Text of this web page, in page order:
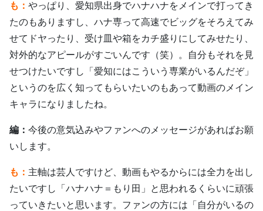
も： やっぱり、愛知県出身でハナハナをメインで打ってき
たのもありますし、ハナ専って高速でビッグをそろえてみ
せてドヤったり、受け皿や箱をカチ盛りにしてみせたり、
対外的なアピールがすごいんです（笑）。自分もそれを見
せつけたいですし「愛知にはこういう専業がいるんだぞ」
というのを広く知ってもらいたいのもあって動画のメイン
キャラになりましたね。
編： 今後の意気込みやファンへのメッセージがあればお願
いします。
も： 主軸は芸人ですけど、動画もやるからには全力を出し
たいですし「ハナハナ＝もり田」と思われるくらいに頑張
っていきたいと思います。ファンの方には「自分がいるの